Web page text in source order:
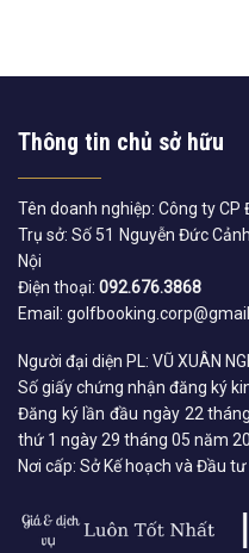
Thông tin chủ sở hữu
Tên doanh nghiệp: Công ty CP
Trụ sở: Số 51 Nguyễn Đức
Nội
Điện thoại: 092.676.3868
Email:
Người đại diện PL: VŨ XUÂN
Số giấy chứng nhận đăng ký
Đăng ký lần đầu ngày 22
thứ 1 ngày 29 tháng 05 năm
Nơi cấp: Sở Kế hoạch và Đầu